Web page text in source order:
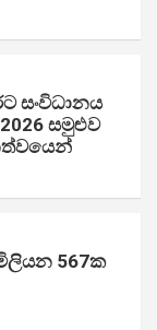
සංවිධානය
සමුළුව
567ක